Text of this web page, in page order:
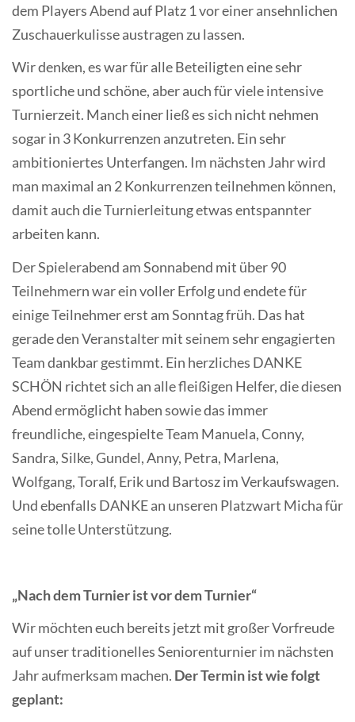
dem Players Abend auf Platz 1 vor einer ansehnlichen
Zuschauerkulisse austragen zu lassen.
Wir denken, es war für alle Beteiligten eine sehr
sportliche und schöne, aber auch für viele intensive
Turnierzeit. Manch einer ließ es sich nicht nehmen
sogar in 3 Konkurrenzen anzutreten. Ein sehr
ambitioniertes Unterfangen. Im nächsten Jahr wird
man maximal an 2 Konkurrenzen teilnehmen können,
damit auch die Turnierleitung etwas entspannter
arbeiten kann.
Der Spielerabend am Sonnabend mit über 90
Teilnehmern war ein voller Erfolg und endete für
einige Teilnehmer erst am Sonntag früh. Das hat
gerade den Veranstalter mit seinem sehr engagierten
Team dankbar gestimmt. Ein herzliches DANKE
SCHÖN richtet sich an alle fleißigen Helfer, die diesen
Abend ermöglicht haben sowie das immer
freundliche, eingespielte Team Manuela, Conny,
Sandra, Silke, Gundel, Anny, Petra, Marlena,
Wolfgang, Toralf, Erik und Bartosz im Verkaufswagen.
Und ebenfalls DANKE an unseren Platzwart Micha für
seine tolle Unterstützung.
„Nach dem Turnier ist vor dem Turnier“
Wir möchten euch bereits jetzt mit großer Vorfreude
auf unser traditionelles Seniorenturnier im nächsten
Jahr aufmerksam machen. Der Termin ist wie folgt
geplant: